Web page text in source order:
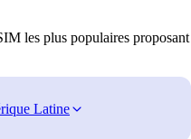
les plus populaires proposant
Latine